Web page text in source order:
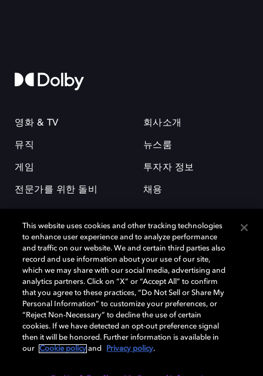
영화 & TV
뮤직
게임
전문가를 위한 돌비
회사소개
뉴스룸
투자자 정보
채용
돌비(Dolby)와 double-D 심볼은 미국 및 기타 국가 돌비래버러토리스
(Dolby Laboratories, Inc.)의 등록 및 미등록 상표이다. 그 밖에 다른 자료에
기재된 상표는 해당 상표 소유권자의 등록상표로 유지된다. © 2025 Dolby
Laboratories, Inc. All rights reserved.
Cookie Manager 개인정보 정책 책임 공시 정책
This website uses cookies and other tracking technologies
to enhance user experience and to analyze performance
and traffic on our website. We and certain third parties also
record and use information about your use of our site,
which we may share with our social media, advertising and
analytics partners. Click on “X” or “Accept All” to confirm
that you agree to these practices, “Do Not Sell or Share My
Personal Information” to customize your preferences, or
“Reject Non-Necessary” to decline the use of certain
cookies. If we have detected an opt-out preference signal
then it will be honored. Further information is available in
our
Cookie policy and Privacy policy.